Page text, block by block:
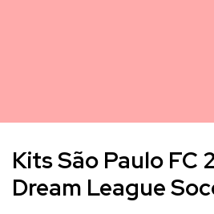
Kits São Paulo FC
Dream League